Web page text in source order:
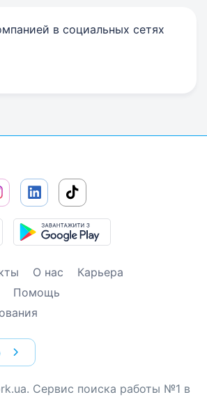
в социальных сетях
link
share link
О нас
Карьера
Помощь
Сервис поиска работы №1 в